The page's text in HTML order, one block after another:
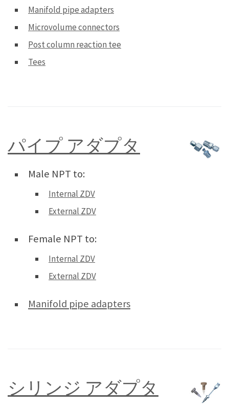
Manifold pipe adapters
Microvolume connectors
Post column reaction tee
Tees
パイプ アダプタ
Male NPT to:
Internal ZDV
External ZDV
Female NPT to:
Internal ZDV
External ZDV
Manifold pipe adapters
シリンジ アダプタ